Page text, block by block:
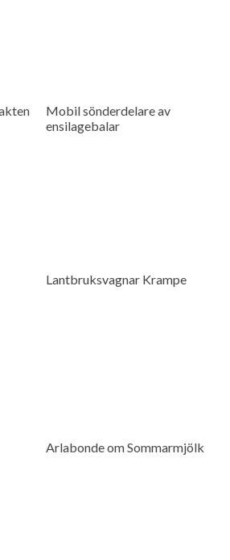
Mobil sönderdelare av
ensilagebalar
Lantbruksvagnar Krampe
Arlabonde om Sommarmjölk